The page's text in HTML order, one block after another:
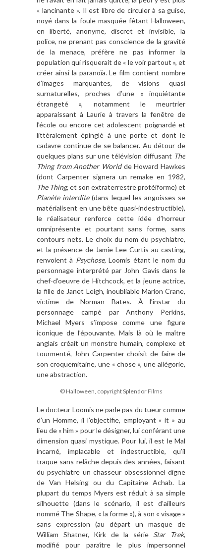
« lancinante ». Il est libre de circuler à sa guise,
noyé dans la foule masquée fêtant Halloween,
en liberté, anonyme, discret et invisible, la
police, ne prenant pas conscience de la gravité
de la menace, préfère ne pas informer la
population qui risquerait de « le voir partout », et
créer ainsi la paranoïa. Le film contient nombre
d’images marquantes, de visions quasi
surnaturelles, proches d’une « inquiétante
étrangeté », notamment le meurtrier
apparaissant à Laurie à travers la fenêtre de
l’école ou encore cet adolescent poignardé et
littéralement épinglé à une porte et dont le
cadavre continue de se balancer. Au détour de
quelques plans sur une télévision diffusant The
Thing from Another Worldde Howard Hawkes
(dont Carpenter signera un remake en 1982,
The Thing, et son extraterrestre protéiforme) et
Planète interdite(dans lequel les angoisses se
matérialisent en une bête quasi-indestructible),
le réalisateur renforce cette idée d’horreur
omniprésente et pourtant sans forme, sans
contours nets. Le choix du nom du psychiatre,
et la présence de Jamie Lee Curtis au casting,
renvoient à Psychose, Loomis étant le nom du
personnage interprété par John Gavis dans le
chef-d’oeuvre de Hitchcock, et la jeune actrice,
la fille de Janet Leigh, inoubliable Marion Crane,
victime de Norman Bates. À l’instar du
personnage campé par Anthony Perkins,
Michael Myers s’impose comme une figure
iconique de l’épouvante. Mais là où le maître
anglais créait un monstre humain, complexe et
tourmenté, John Carpenter choisit de faire de
son croquemitaine, une « chose », une allégorie,
une abstraction.
© Halloween, copyright Splendor Films
Le docteur Loomis ne parle pas du tueur comme
d’un Homme, il l’objectifie, employant « it » au
lieu de « him » pour le désigner, lui conférant une
dimension quasi mystique. Pour lui, il est le Mal
incarné, implacable et indestructible, qu’il
traque sans relâche depuis des années, faisant
du psychiatre un chasseur obsessionnel digne
de Van Helsing ou du Capitaine Achab. La
plupart du temps Myers est réduit à sa simple
silhouette (dans le scénario, il est d’ailleurs
nommé The Shape, « la forme »), à son « visage »
sans expression (au départ un masque de
William Shatner, Kirk de la série Star Trek,
modifié pour paraître le plus impersonnel